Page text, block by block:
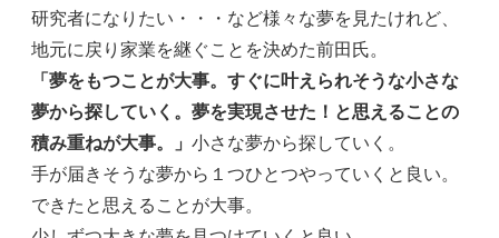
研究者になりたい・・・など様々な夢を見たけれど、
地元に戻り家業を継ぐことを決めた前田氏。
「夢をもつことが大事。すぐに叶えられそうな小さな
夢から探していく。夢を実現させた！と思えることの
積み重ねが大事。」 小さな夢から探していく。
手が届きそうな夢から１つひとつやっていくと良い。
できたと思えることが大事。